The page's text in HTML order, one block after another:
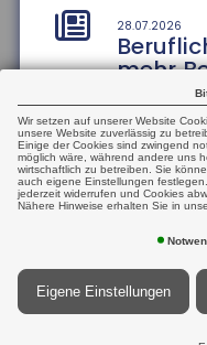
28.07.2026
mehr
den
Der Anteil
Jahres ihren
und 2024 um
mehr...
Wir setzen auf unserer Website
unsere Website zuverlässig zu
Einige der Cookies sind zwingend
möglich wäre, während andere uns
wirtschaftlich zu betreiben. Sie
auch eigene Einstellungen
jederzeit widerrufen und Cookies
Nähere Hinweise erhalten Sie in
Eigene Einstellungen
aus
Die Höhe
bis hin zu sehr
25.07.2026
Mehrheit
90 Prozent der
der
25.07.2026